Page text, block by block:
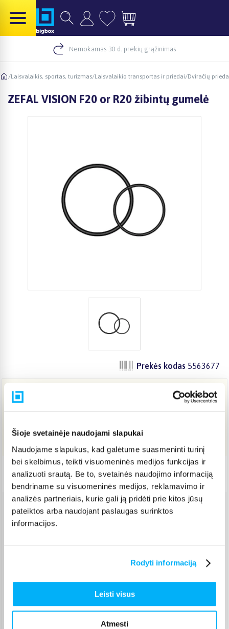
Šioje svetainėje naudojami slapukai
Naudojame slapukus, kad galėtume suasmeninti turinį
bei skelbimus, teikti visuomeninės medijos funkcijas ir
analizuoti srautą. Be to, svetainės naudojimo informaciją
bendriname su visuomeninės medijos, reklamavimo ir
analizės partneriais, kurie gali ją pridėti prie kitos jūsų
pateiktos arba naudojant paslaugas surinktos
informacijos.
Rodyti informaciją
Leisti visus
Atmesti
Nemokamas 30 d. prekių grąžinimas
/Laisvalaikis, sportas, turizmas/Laisvalaikio transportas ir priedai/Dviračių
ZEFAL VISION F20 or R20 žibintų gumelė
Prekės kodas 5563677
10,35 €
Į KREPŠELĮ
Pristatymas Lietuvoje: 2-3 d.d.
Venipak paštomatas (2,39 €)
Pristato ir šeštadienį
Rugpjūtis 12d. - Rugpjūtis 13d.
Smartposti paštomatas (2,19 €)